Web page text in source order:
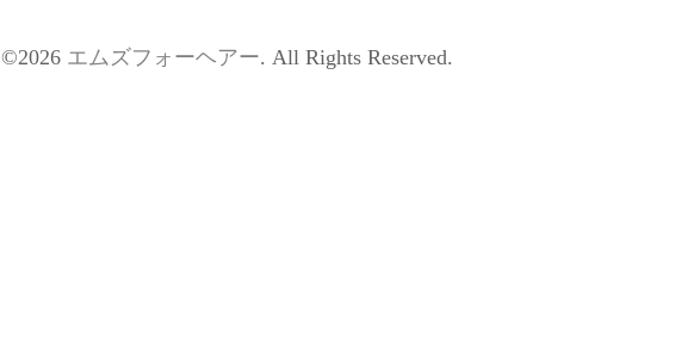
©2026 エムズフォーヘアー. All Rights Reserved.